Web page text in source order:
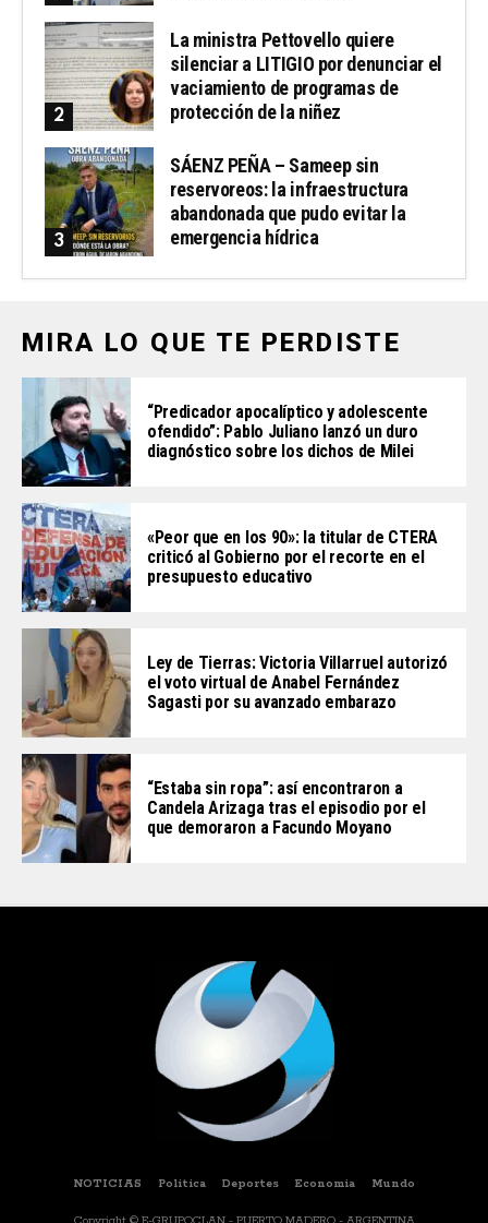
La ministra Pettovello quiere
silenciar a LITIGIO por denunciar el
vaciamiento de programas de
protección de la niñez
SÁENZ PEÑA – Sameep sin
reservoreos: la infraestructura
abandonada que pudo evitar la
emergencia hídrica
MIRA LO QUE TE PERDISTE
“Predicador apocalíptico y adolescente
ofendido”: Pablo Juliano lanzó un duro
diagnóstico sobre los dichos de Milei
«Peor que en los 90»: la titular de CTERA
criticó al Gobierno por el recorte en el
presupuesto educativo
Ley de Tierras: Victoria Villarruel autorizó
el voto virtual de Anabel Fernández
Sagasti por su avanzado embarazo
“Estaba sin ropa”: así encontraron a
Candela Arizaga tras el episodio por el
que demoraron a Facundo Moyano
NOTICIAS Politica Deportes Economia Mundo